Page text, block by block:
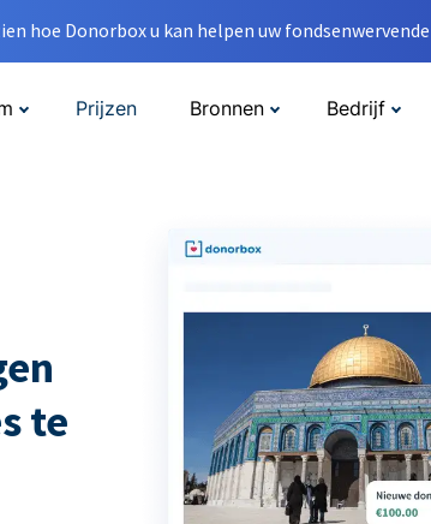
hoe Donorbox u kan helpen uw
Prijzen Bronnen Bedrijf
te